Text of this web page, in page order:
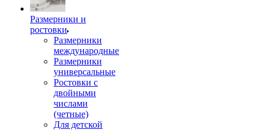
Размерники и
ростовки
Размерники
международные
Размерники
универсальные
Ростовки с
двойными
числами
(четные)
Для детской